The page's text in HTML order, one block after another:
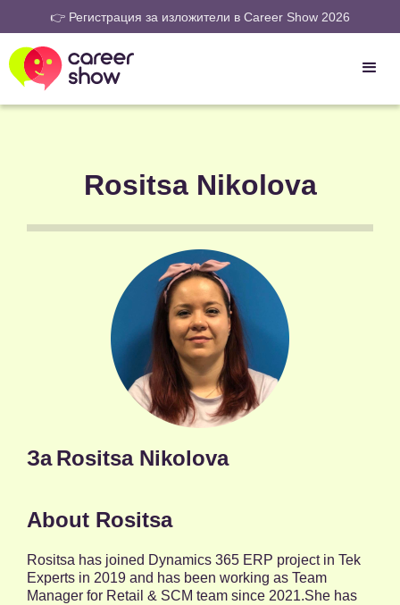
👉 Регистрация за изложители в Career Show 2026
Rositsa Nikolova
За Rositsa Nikolova
About Rositsa
Rositsa has joined Dynamics 365 ERP project in Tek
Experts in 2019 and has been working as Team
Manager for Retail & SCM team since 2021.She has